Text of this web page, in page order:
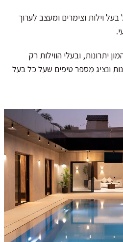
וילות וצימרים ומעצב לערוך
יתרונות, ובעלי הווילות רק
ונציג מספר טיפים שעל כל בעל